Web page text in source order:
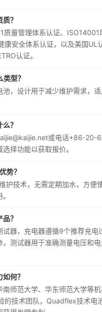
？
质量管理体系认证、ISO14001
康安全体系认证，以及美国UL
认证。
型？
池，设计用于减少维护需求，
？
或电话+86-20-
择功能以获取报价。
势？
护技术，无需定期加水，方便
？
试器，充电器遵循9个推荐充电
，测试器用于准确测量电压和
何？
南师范大学、华东师范大学等
的技术团队，Quadflex技术电